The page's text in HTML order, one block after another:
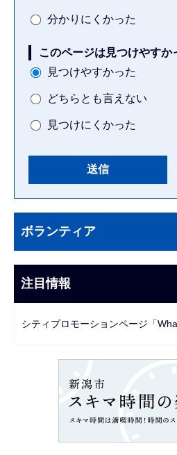
分かりにくかった
このページは見つけやすか
見つけやすかった
どちらとも言えない
見つけにくかった
文
こ
ま
で
ビ
ー
ボランティア
注目情報
シティプロモーションページ「